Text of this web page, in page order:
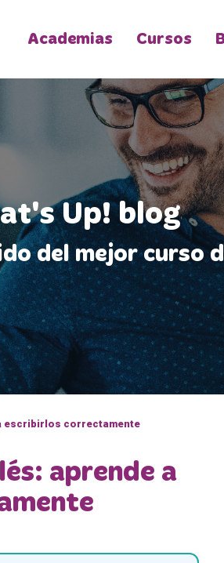
Academias Cursos
Up! blog
del mejor curso
escribirlos correctamente
aprende a